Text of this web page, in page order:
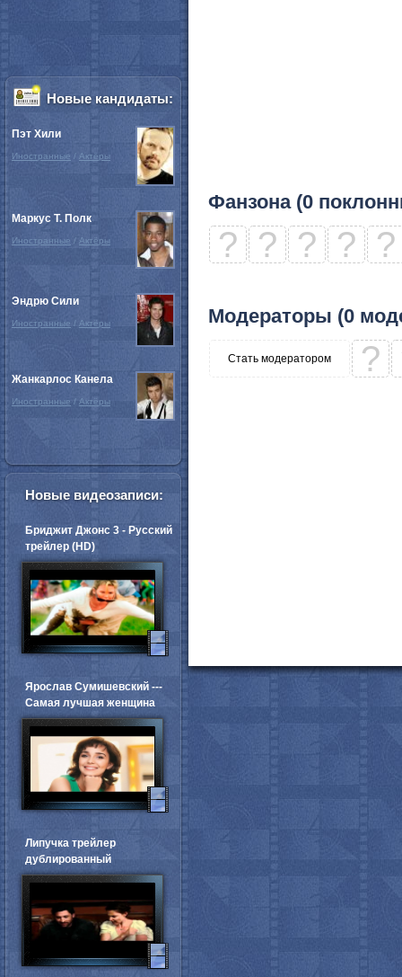
Фанзона (0
? ? ? ? ?
Модераторы (0
Стать модератором ?
Новые кандидаты:
Пэт Хили
Иностранные / Актёры
Маркус Т. Полк
Иностранные / Актёры
Эндрю Сили
Иностранные / Актёры
Жанкарлос Канела
Иностранные / Актёры
Новые видеозаписи:
Бриджит Джонс 3 - Русский
трейлер (HD)
Ярослав Сумишевский ---
Самая лучшая женщина
Липучка трейлер
дублированный